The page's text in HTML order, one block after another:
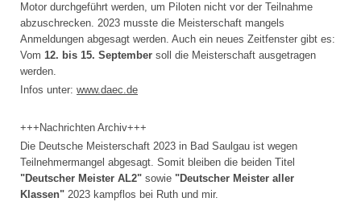
Motor durchgeführt werden, um Piloten nicht vor der Teilnahme
abzuschrecken. 2023 musste die Meisterschaft mangels
Anmeldungen abgesagt werden. Auch ein neues Zeitfenster gibt es:
Vom 12. bis 15. September soll die Meisterschaft ausgetragen
werden.
Infos unter: www.daec.de
+++Nachrichten Archiv+++
Die Deutsche Meisterschaft 2023 in Bad Saulgau ist wegen
Teilnehmermangel abgesagt. Somit bleiben die beiden Titel
"Deutscher Meister AL2" sowie "Deutscher Meister aller
Klassen" 2023 kampflos bei Ruth und mir.